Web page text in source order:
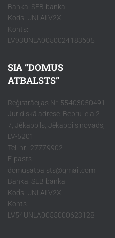
Banka: SEB banka
Kods: UNLALV2X
Konts:
LV93UNLA0050024183605
SIA “DOMUS
ATBALSTS”
Reģistrācijas Nr. 55403050491
Juridiskā adrese: Bebru iela 2-
7, Jēkabpils, Jēkabpils novads,
LV-5201
Tel. nr.: 27779902
E-pasts:
domusatbalsts@gmail.com
Banka: SEB banka
Kods: UNLALV2X
Konts:
LV54UNLA0055000623128